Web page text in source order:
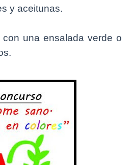
y aceitunas.
con una ensalada verde o